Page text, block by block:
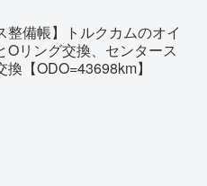
整備帳】トルクカムのオイ
Oリング交換、センタース
換【ODO=43698km】